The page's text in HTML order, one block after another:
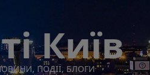
Київ
ПОДІЇ, БЛОГИ